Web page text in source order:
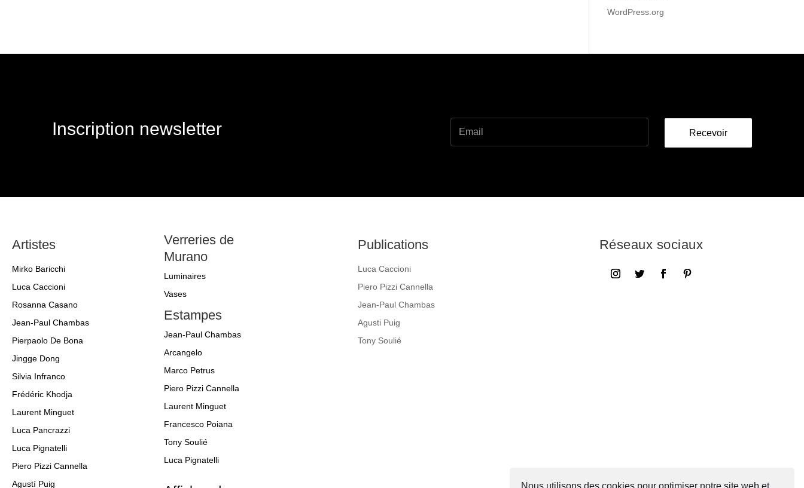
WordPress.org
Inscription newsletter Recevoir
Artistes
Mirko Baricchi
Luca Caccioni
Rosanna Casano
Jean-Paul Chambas
Pierpaolo De Bona
Jingge Dong
Silvia Infranco
Frédéric Khodja
Laurent Minguet
Luca Pancrazzi
Luca Pignatelli
Piero Pizzi Cannella
Agustí Puig
Verreries de
Murano
Luminaires
Vases
Estampes
Jean-Paul Chambas
Arcangelo
Marco Petrus
Piero Pizzi Cannella
Laurent Minguet
Francesco Poiana
Tony Soulié
Luca Pignatelli
Publications
Luca Caccioni
Piero Pizzi Cannella
Jean-Paul Chambas
Agusti Puig
Tony Soulié
Réseaux sociaux